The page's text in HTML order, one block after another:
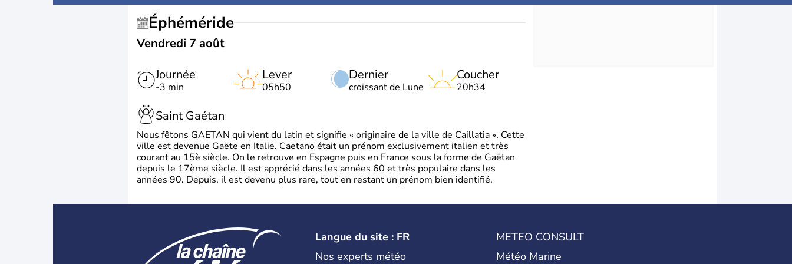
Éphéméride
Vendredi 7 août
Journée
-3 min
Dernier
croissant de Lune
Lever
05h50
Coucher
20h34
Saint Gaétan
Nous fêtons GAETAN qui vient du latin et signifie « originaire de la ville de Caillatia ». Cette
ville est devenue Gaëte en Italie. Caetano était un prénom exclusivement italien et très
courant au 15è siècle. On le retrouve en Espagne puis en France sous la forme de Gaëtan
depuis le 17ème siècle. Il est apprécié dans les années 60 et très populaire dans les
années 90. Depuis, il est devenu plus rare, tout en restant un prénom bien identifié.
Langue du site : FR
Nos experts météo
METEO CONSULT
Météo Marine